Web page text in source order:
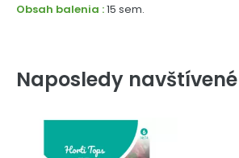
Obsah balenia :15 sem.
Naposledy navštívené